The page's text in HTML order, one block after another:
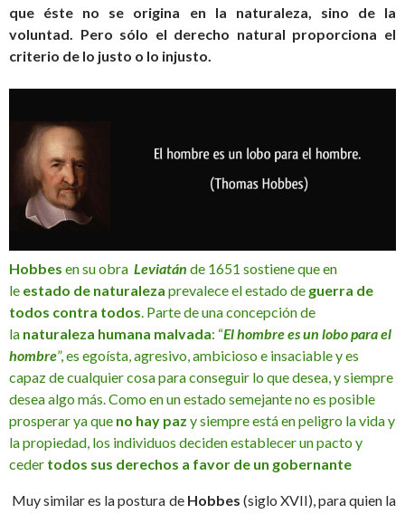
que éste no se origina en la naturaleza, sino de la
voluntad. Pero sólo el derecho natural proporciona el
criterio de lo justo o lo injusto.
Hobbes en su obra Leviatán de 1651 sostiene que en
le estado de naturaleza prevalece el estado de guerra de
todos contra todos. Parte de una concepción de
la naturaleza humana malvada: “El hombre es un lobo para el
hombre”, es egoísta, agresivo, ambicioso e insaciable y es
capaz de cualquier cosa para conseguir lo que desea, y siempre
desea algo más. Como en un estado semejante no es posible
prosperar ya que no hay paz y siempre está en peligro la vida y
la propiedad, los individuos deciden establecer un pacto y
ceder todos sus derechos a favor de un gobernante
Muy similar es la postura de Hobbes (siglo XVII), para quien la